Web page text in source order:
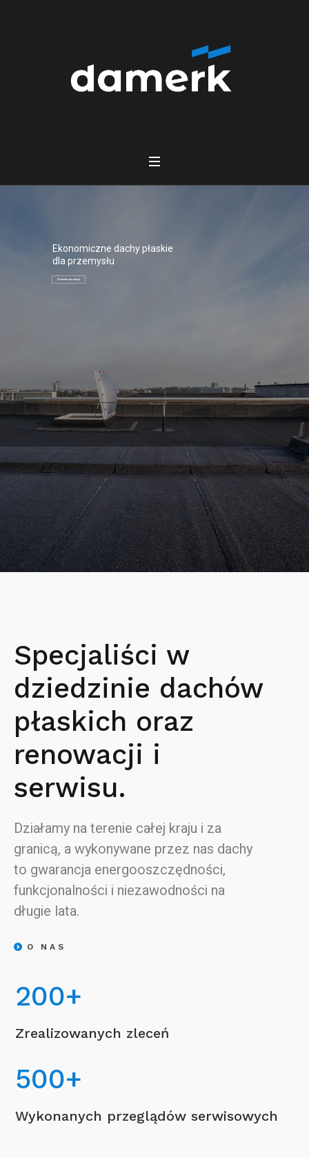
Ekonomiczne dachy płaskie
dla przemysłu
Dowiedz się więcej
Specjaliści w
dziedzinie dachów
płaskich oraz
renowacji i
serwisu.
Działamy na terenie całej kraju i za
granicą, a wykonywane przez nas dachy
to gwarancja energooszczędności,
funkcjonalności i niezawodności na
długie lata.
O NAS
200+
Zrealizowanych zleceń
500+
Wykonanych przeglądów serwisowych